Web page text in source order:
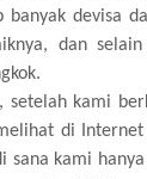
banyak devisa
dan
setelah kami
di Internet
sana kami